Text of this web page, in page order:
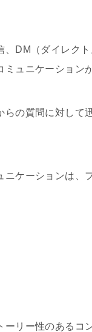
、DM（ダイレク
ュニケーション
らの質問に対して
ニケーションは、
リー性のあるコ